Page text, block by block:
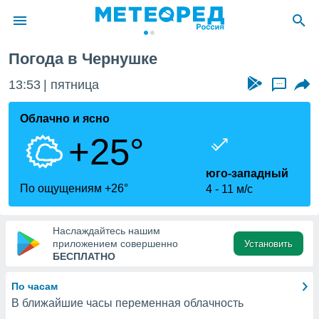
о
Вы можете
к этому
доступ
Погода в Чернушке
13:53 пятница ...
Облачно и ясно
+25°
По ощущениям +26°
юго-западный
4
11 м/с
Наслаждайтесь нашим
приложением совершенно
БЕСПЛАТНО
Установить
По часам
В ближайшие часы переменная облачность